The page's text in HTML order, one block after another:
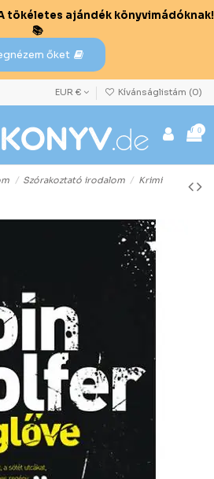
tökéletes ajándék könyvimádóknak!
📚
őket
EUR € Kívánságlistám (0)
0
Szórakoztató irodalom
Krimi